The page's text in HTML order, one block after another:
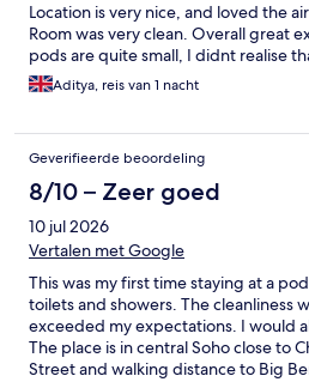
Location is very nice, and loved the
Room was very clean. Overall great
pods are quite small, I didnt realise
Aditya, reis van 1 nacht
Geverifieerde beoordeling
8/10 – Zeer goed
10 jul 2026
Vertalen met Google
This was my first time staying at a
toilets and showers. The cleanliness
exceeded my expectations. I would
The place is in central Soho close to
Street and walking distance to Big